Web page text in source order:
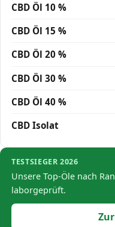
CBD Öl 10 %
CBD Öl 15 %
CBD Öl 20 %
CBD Öl 30 %
CBD Öl 40 %
CBD Isolat
TESTSIEGER 2026
Unsere Top-Öle nach
laborgeprüft.